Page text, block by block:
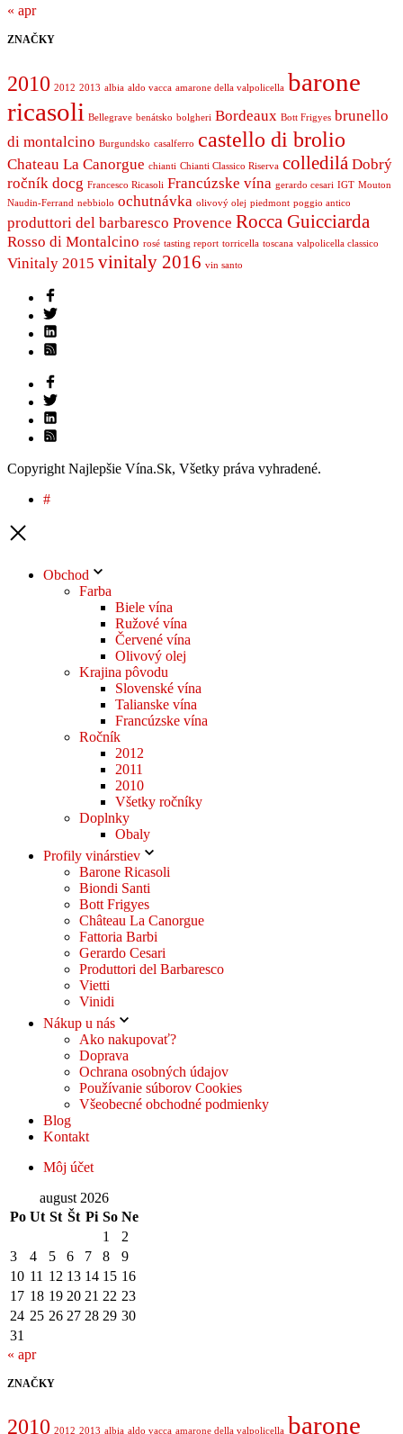
« apr
ZNAČKY
2010 2012 2013 albia aldo vacca amarone della valpolicella barone
ricasoli Bellegrave benátsko bolgheri Bordeaux Bott Frigyes brunello
di montalcino Burgundsko casalferro castello di brolio
Chateau La Canorgue chianti Chianti Classico Riserva colledilá Dobrý
ročník docg Francesco Ricasoli Francúzske vína gerardo cesari IGT Mouton
Naudin-Ferrand nebbiolo ochutnávka olivový olej piedmont poggio antico
produttori del barbaresco Provence Rocca Guicciarda
Rosso di Montalcino rosé tasting report torricella toscana valpolicella classico
Vinitaly 2015 vinitaly 2016 vin santo
Copyright Najlepšie Vína.Sk, Všetky práva vyhradené.
#
Obchod
Farba
Biele vína
Ružové vína
Červené vína
Olivový olej
Krajina pôvodu
Slovenské vína
Talianske vína
Francúzske vína
Ročník
2012
2011
2010
Všetky ročníky
Doplnky
Obaly
Profily vinárstiev
Barone Ricasoli
Biondi Santi
Bott Frigyes
Château La Canorgue
Fattoria Barbi
Gerardo Cesari
Produttori del Barbaresco
Vietti
Vinidi
Nákup u nás
Ako nakupovať?
Doprava
Ochrana osobných údajov
Používanie súborov Cookies
Všeobecné obchodné podmienky
Blog
Kontakt
Môj účet
august 2026
Po Ut St Št Pi So Ne
1
2
3
4 5 6 7 8
9
10 11 12 13 14 15 16
17 18 19 20 21 22 23
24 25 26 27 28 29 30
31
« apr
ZNAČKY
2010 2012 2013 albia aldo vacca amarone della valpolicella barone